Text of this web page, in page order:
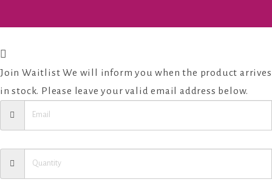
Join Waitlist We will inform you when the product arrives
in stock. Please leave your valid email address below.